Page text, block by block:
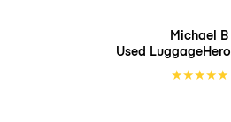
Michael B
Used LuggageHero
★★★★★